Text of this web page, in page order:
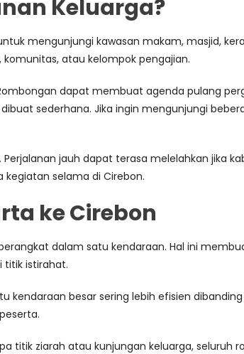
Keluarga?
mengunjungi kawasan makam, masjid,
atau kelompok pengajian.
dapat membuat agenda pulang
sederhana. Jika ingin mengunjungi
jauh dapat terasa melelahkan jika
kegiatan selama di Cirebon.
ke Cirebon
dalam satu kendaraan. Hal ini
titik istirahat.
kendaraan besar sering lebih efisien
titik ziarah atau kunjungan keluarga, seluruh